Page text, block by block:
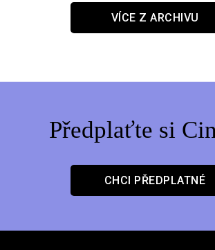
VÍCE Z ARCHIVU
Předplaťte si
CHCI PŘEDPLATNÉ